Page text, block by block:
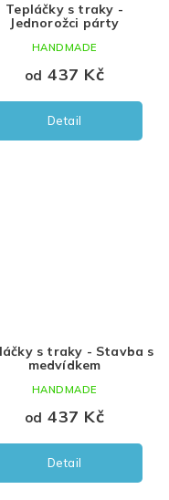
Tepláčky s traky -
Jednorožci párty
od 437 Kč
Detail
HANDMADE
s traky - Stavba s
medvídkem
od 437 Kč
Detail
HANDMADE